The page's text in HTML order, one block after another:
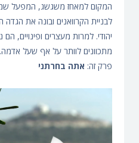
המקום למאחז משגשג, המפעל
לבניית הקרוואנים ובונה את הגדה
יהודי. למרות מעצרים ופינויים,
מתכוונים לוותר על אף שעל אדמה.
פרק זה: אתה בחרתני